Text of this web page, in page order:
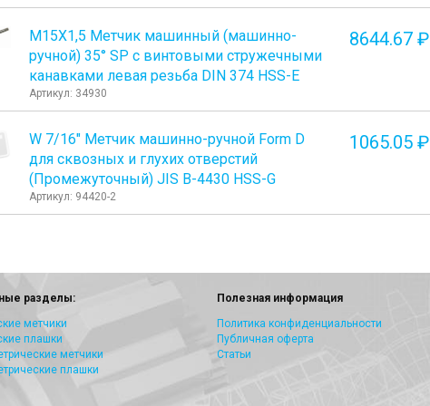
М15Х1,5 Метчик машинный (машинно-
ручной) 35° SP с винтовыми стружечными
канавками левая резьба DIN 374 HSS-E
Артикул: 34930
8644.67 ₽
W 7/16" Метчик машинно-ручной Form D
для сквозных и глухих отверстий
(Промежуточный) JIS B-4430 HSS-G
Артикул: 94420-2
1065.05 ₽
разделы:
метчики
плашки
метчики
плашки
Полезная информация
Политика конфиденциальности
Публичная оферта
Статьи